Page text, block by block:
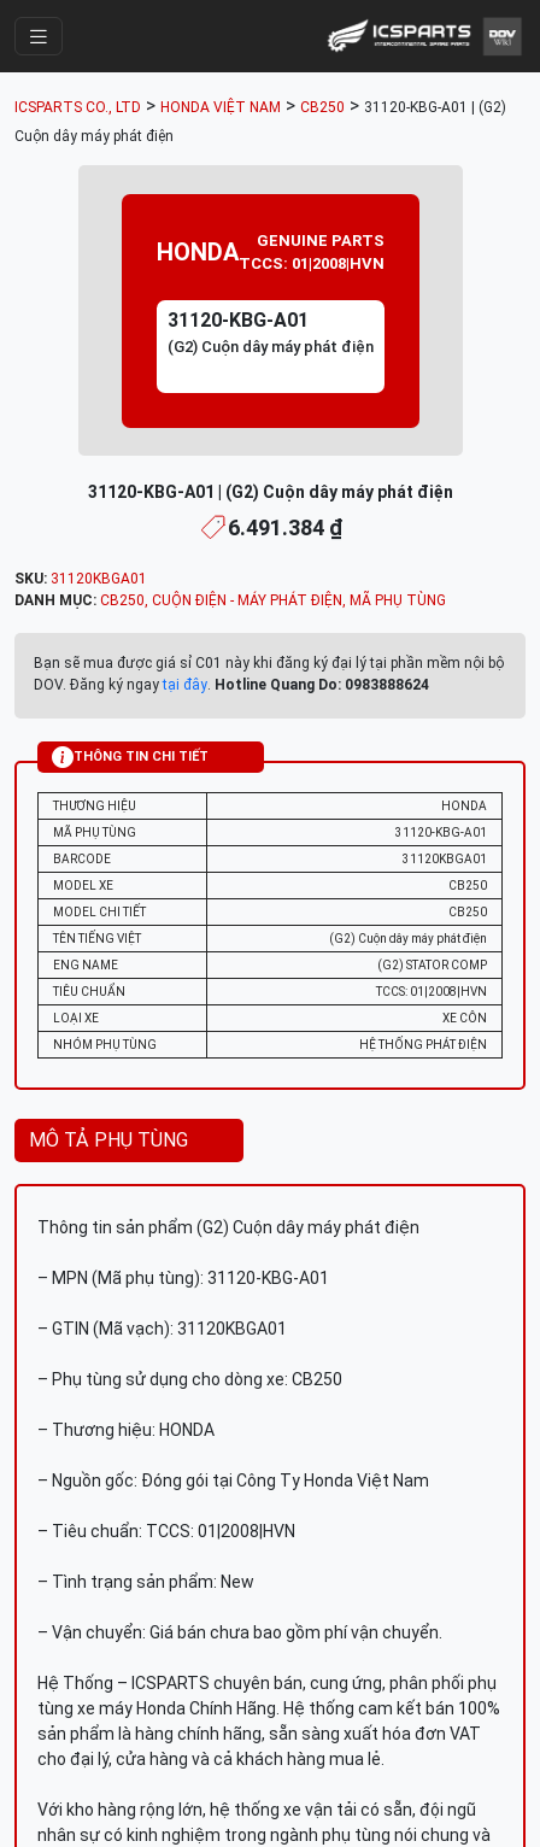
Nhóm Phụ Tùng
Tài khoản
ICSPARTS CO., LTD > HONDA VIỆT NAM > CB250 > 31120-KBG-A01 | (G2)
Cuộn dây máy phát điện
HONDA
GENUINE PARTS
TCCS: 01|2008|HVN
31120-KBG-A01
(G2) Cuộn dây máy phát điện
31120-KBG-A01 | (G2) Cuộn dây máy phát điện
6.491.384 ₫
SKU: 31120KBGA01
DANH MỤC: CB250, CUỘN ĐIỆN - MÁY PHÁT ĐIỆN, MÃ PHỤ TÙNG
Bạn sẽ mua được giá sỉ C01 này khi đăng ký đại lý tại phần mềm nội bộ
DOV. Đăng ký ngaytại đây. Hotline Quang Do: 0983888624
THÔNG TIN CHI TIẾT
THƯƠNG HIỆU
HONDA
MÃ PHỤ TÙNG
31120-KBG-A01
BARCODE
31120KBGA01
MODEL XE
CB250
MODEL CHI TIẾT
CB250
TÊN TIẾNG VIỆT
(G2) Cuộn dây máy phát điện
ENG NAME
(G2) STATOR COMP
TIÊU CHUẨN
TCCS: 01|2008|HVN
LOẠI XE
XE CÔN
NHÓM PHỤ TÙNG
HỆ THỐNG PHÁT ĐIỆN
MÔ TẢ PHỤ TÙNG
Thông tin sản phẩm (G2) Cuộn dây máy phát điện
– MPN (Mã phụ tùng): 31120-KBG-A01
– GTIN (Mã vạch): 31120KBGA01
– Phụ tùng sử dụng cho dòng xe: CB250
– Thương hiệu: HONDA
– Nguồn gốc: Đóng gói tại Công Ty Honda Việt Nam
– Tiêu chuẩn: TCCS: 01|2008|HVN
– Tình trạng sản phẩm: New
– Vận chuyển: Giá bán chưa bao gồm phí vận chuyển.
Hệ Thống – ICSPARTS chuyên bán, cung ứng, phân phối phụ
tùng xe máy Honda Chính Hãng. Hệ thống cam kết bán 100%
sản phẩm là hàng chính hãng, sẵn sàng xuất hóa đơn VAT
cho đại lý, cửa hàng và cả khách hàng mua lẻ.
Với kho hàng rộng lớn, hệ thống xe vận tải có sẵn, đội ngũ
nhân sự có kinh nghiệm trong ngành phụ tùng nói chung và